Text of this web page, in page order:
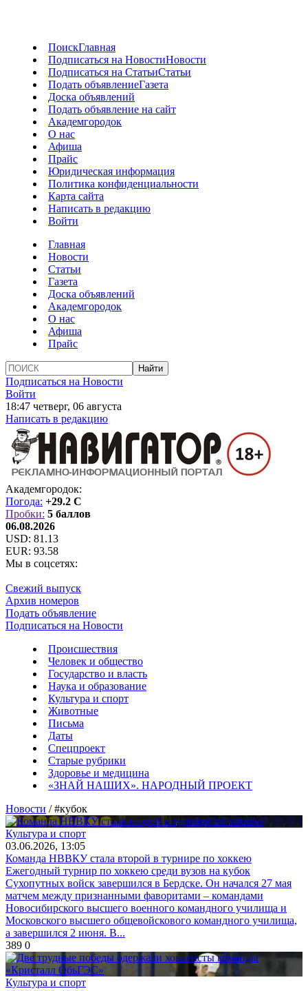
ПоискГлавная
Подписаться на НовостиНовости
Подписаться на СтатьиСтатьи
Подать объявлениеГазета
Доска объявлений
Подать объявление на сайт
Академгородок
О нас
Афиша
Прайс
Юридическая информация
Политика конфиденциальности
Карта сайта
Написать в редакцию
Войти
Главная
Новости
Статьи
Газета
Доска объявлений
Академгородок
О нас
Афиша
Прайс
Подписаться на Новости
Войти
18:47 четверг, 06 августа
Написать в редакцию
Академгородок:
Погода: +29.2 C
Пробки: 5 баллов
06.08.2026
USD: 81.13
EUR: 93.58
Мы в соцсетях:
Свежий выпуск
Архив номеров
Подать объявление
Подписаться на Новости
Происшествия
Человек и общество
Государство и власть
Наука и образование
Культура и спорт
Животные
Письма
Даты
Спецпроект
Старые рубрики
Здоровье и медицина
«ЗНАЙ НАШИХ». НАРОДНЫЙ ПРОЕКТ
Новости / #кубок
Культура и спорт
03.06.2026, 13:05
Команда НВВКУ стала второй в турнире по хоккею
Ежегодный турнир по хоккею среди вузов на кубок
Сухопутных войск завершился в Бердске. Он начался 27 мая
матчем между признанными фаворитами – командами
Новосибирского высшего военного командного училища и
Московского высшего общевойскового командного училища,
а завершился 2 июня. В...
389 0
Культура и спорт